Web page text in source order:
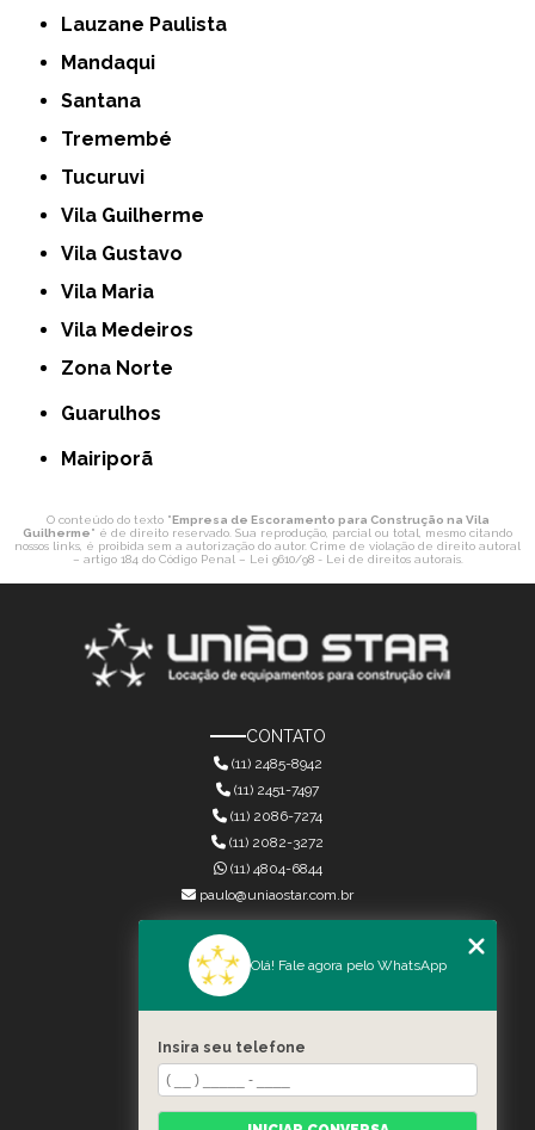
Lauzane Paulista
Mandaqui
Santana
Tremembé
Tucuruvi
Vila Guilherme
Vila Gustavo
Vila Maria
Vila Medeiros
Zona Norte
Guarulhos
Mairiporã
O conteúdo do texto "Empresa de Escoramento para Construção na Vila
Guilherme" é de direito reservado. Sua reprodução, parcial ou total, mesmo citando
nossos links, é proibida sem a autorização do autor. Crime de violação de direito autoral
– artigo 184 do Código Penal – Lei 9610/98 - Lei de direitos autorais.
CONTATO
(11) 2485-8942
(11) 2451-7497
(11) 2086-7274
(11) 4804-6844
(11) 2082-3272
paulo@uniaostar.com.br
MENU
QUEM SOMOS
SERVIÇOS
CONTATO
CATEGORIAS
MAPA DO SITE
Olá! Fale agora pelo WhatsApp
Insira seu telefone